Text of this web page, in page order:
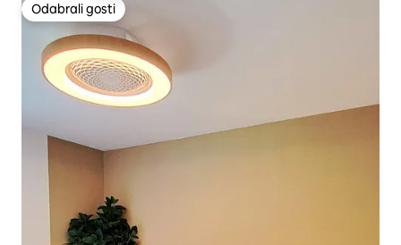
Odabrali gosti
Odabrali gosti